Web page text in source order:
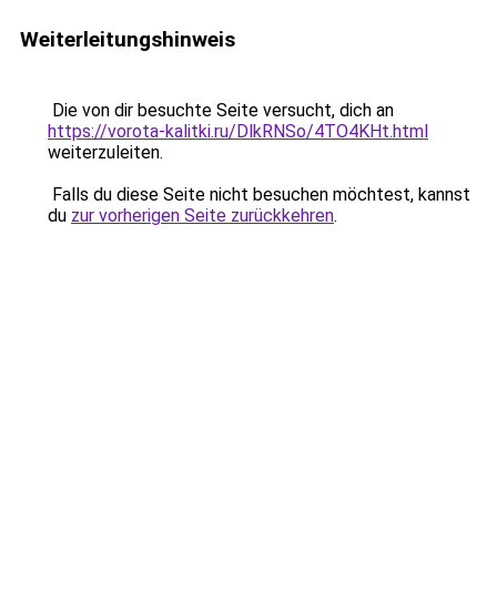
Weiterleitungshinweis
Die von dir besuchte Seite versucht, dich an
https://vorota-kalitki.ru/DlkRNSo/4TO4KHt.html
weiterzuleiten.
Falls du diese Seite nicht besuchen möchtest, kannst
du zur vorherigen Seite zurückkehren.